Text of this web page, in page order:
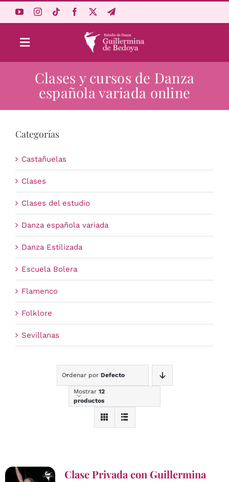
Toggle
Navigation
Aprende Online
Estudio
Carrito
Clases y cursos de Danza
española variada online
Categorías
Castañuelas
Clases
Clases del estudio
Danza española variada
Danza Estilizada
Escuela Bolera
Flamenco
Folklore
Sevillanas
Ordenar por Defecto
Mostrar 12
productos
Clase Privada con Guillermina